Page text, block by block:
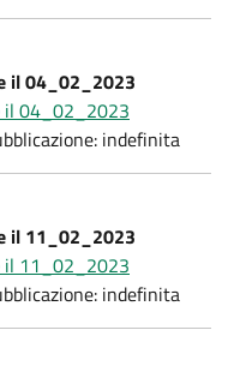
il 04_02_2023
il 04_02_2023
indefinita
il 11_02_2023
il 11_02_2023
indefinita